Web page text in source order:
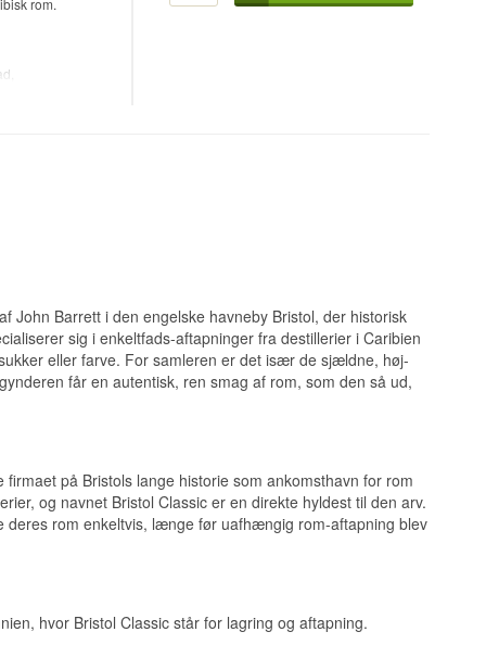
producenter i
af krydderurter
isterning
og samler
og pot still-
læder og
overraskende
denne til en
rom.
af tørret citrus,
eg der giver
John Barrett i den engelske havneby Bristol, der historisk
sig i enkeltfads-aftapninger fra destillerier i Caribien
eller farve. For samleren er det især de sjældne, høj-
får en autentisk, ren smag af rom, som den så ud,
på Bristols lange historie som ankomsthavn for rom
og navnet Bristol Classic er en direkte hyldest til den arv.
deres rom enkeltvis, længe før uafhængig rom-aftapning blev
hvor Bristol Classic står for lagring og aftapning.